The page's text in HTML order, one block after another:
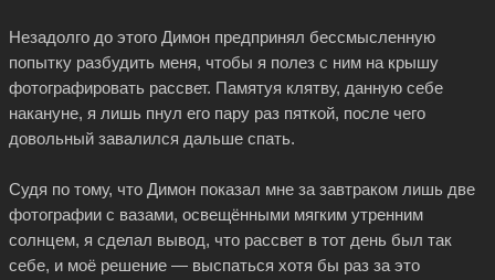
Незадолго до этого Димон предпринял бессмысленную
попытку разбудить меня, чтобы я полез с ним на крышу
фотографировать рассвет. Памятуя клятву, данную себе
накануне, я лишь пнул его пару раз пяткой, после чего
довольный завалился дальше спать.
Судя по тому, что Димон показал мне за завтраком лишь две
фотографии с вазами, освещёнными мягким утренним
солнцем, я сделал вывод, что рассвет в тот день был так
себе, и моё решение — выспаться хотя бы раз за это